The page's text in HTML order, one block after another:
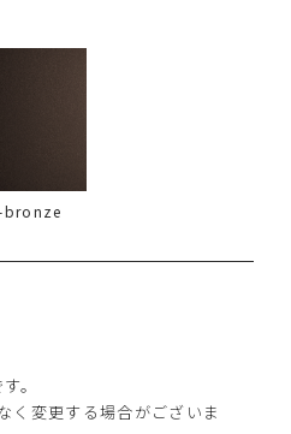
bronze
。
く変更する場合がございま